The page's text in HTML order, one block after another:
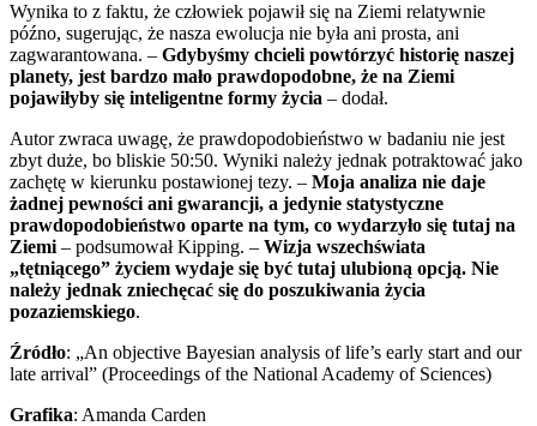
Wynika to z faktu, że człowiek pojawił się na Ziemi relatywnie
późno, sugerując, że nasza ewolucja nie była ani prosta, ani
zagwarantowana. – Gdybyśmy chcieli powtórzyć historię naszej
planety, jest bardzo mało prawdopodobne, że na Ziemi
pojawiłyby się inteligentne formy życia – dodał.
Autor zwraca uwagę, że prawdopodobieństwo w badaniu nie jest
zbyt duże, bo bliskie 50:50. Wyniki należy jednak potraktować jako
zachętę w kierunku postawionej tezy. – Moja analiza nie daje
żadnej pewności ani gwarancji, a jedynie statystyczne
prawdopodobieństwo oparte na tym, co wydarzyło się tutaj na
Ziemi – podsumował Kipping. – Wizja wszechświata
„tętniącego” życiem wydaje się być tutaj ulubioną opcją. Nie
należy jednak zniechęcać się do poszukiwania życia
pozaziemskiego.
Źródło: „An objective Bayesian analysis of life’s early start and our
late arrival” (Proceedings of the National Academy of Sciences)
Grafika: Amanda Carden